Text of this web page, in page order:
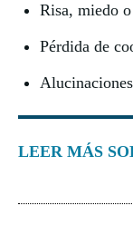
Risa, miedo
Pérdida de
LEER MÁS